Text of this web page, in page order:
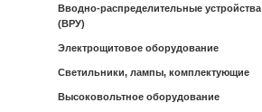
Вводно-распределительные устройства
(ВРУ)
Электрощитовое оборудование
Светильники, лампы, комплектующие
Высоковольтное оборудование